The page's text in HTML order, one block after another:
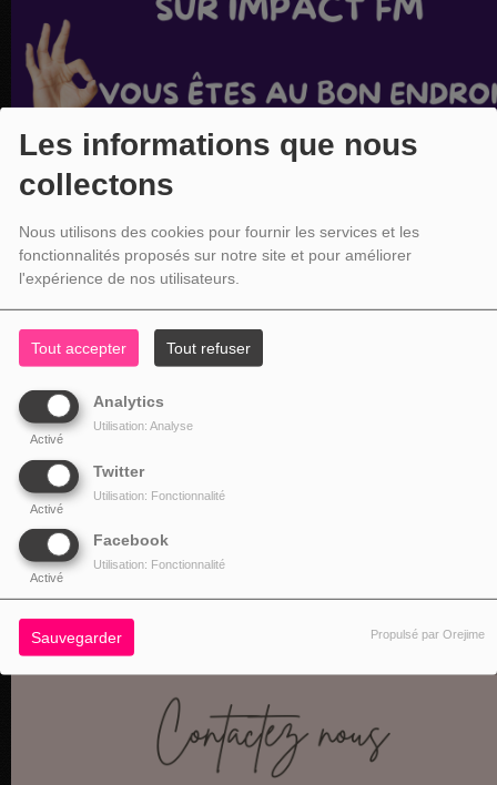
Les informations que nous
collectons
Nous utilisons des cookies pour fournir les services et les
fonctionnalités proposés sur notre site et pour améliorer
l'expérience de nos utilisateurs.
Tout accepter Tout refuser
Analytics
Activé
Utilisation: Analyse
Twitter
Activé
Utilisation: Fonctionnalité
Facebook
Activé
Utilisation: Fonctionnalité
Sauvegarder Propulsé par Orejime
NOS COORDONNÉES